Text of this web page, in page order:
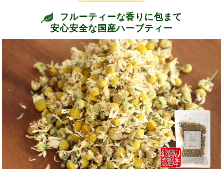
フルーティーな香りに包まて
安心安全な国産ハーブティー